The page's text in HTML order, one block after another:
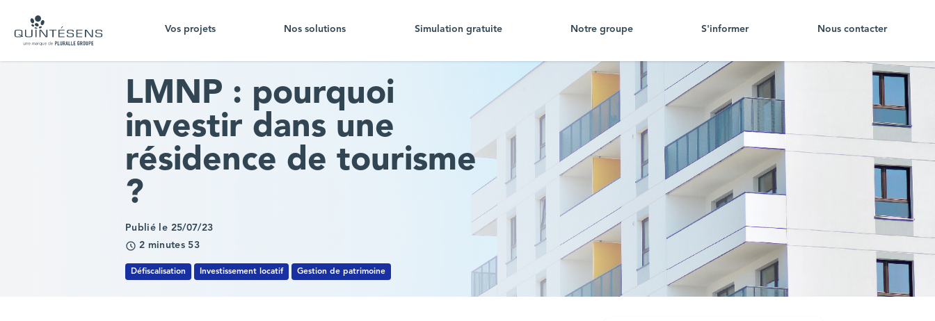
Home page
Vos projets Nos solutions Simulation gratuite Notre groupe S'informer Nous contacter
LMNP : pourquoi
investir dans une
résidence de tourisme
?
Publié le 25/07/23
2 minutes 53
Défiscalisation Investissement locatif Gestion de patrimoine